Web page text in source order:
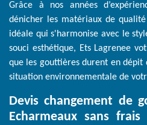
Grâce à nos années
dénicher les matériaux de
idéale qui s'harmonise avec le
souci esthétique, Ets Lagrenee
que les gouttières durent en dépit
situation environnementale de
Devis changement de
Echarmeaux sans